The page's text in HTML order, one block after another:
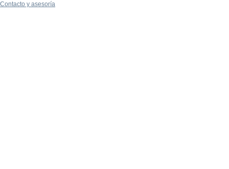
Contacto y asesoría